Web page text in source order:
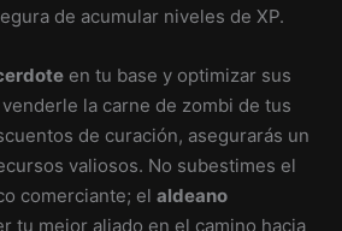
de acumular niveles de XP.
en tu base y optimizar sus
la carne de zombi de tus
de curación, asegurarás un
valiosos. No subestimes el
comerciante; elaldeano
tu mejor aliado en el camino hacia